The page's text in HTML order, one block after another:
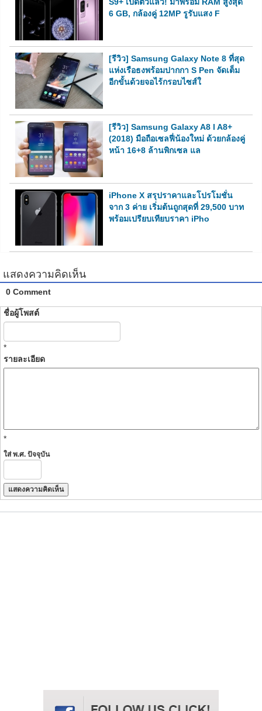
S9+ เปิดตัวแล้ว! มาพร้อม RAM สูงสุด
6 GB, กล้องคู่ 12MP รูรับแสง F
[รีวิว] Samsung Galaxy Note 8 ที่สุด
แห่งเรือธงพร้อมปากกา S Pen จัดเต็ม
อีกขั้นด้วยจอไร้กรอบไซส์ใ
[รีวิว] Samsung Galaxy A8 l A8+
(2018) มือถือเซลฟี่น้องใหม่ ด้วยกล้องคู่
หน้า 16+8 ล้านพิกเซล แล
iPhone X สรุปราคาและโปรโมชั่น
จาก 3 ค่าย เริ่มต้นถูกสุดที่ 29,500 บาท
พร้อมเปรียบเทียบราคา iPho
แสดงความคิดเห็น
0 Comment
ชื่อผู้โพสต์
*
รายละเอียด
*
ใส่ พ.ศ. ปัจจุบัน